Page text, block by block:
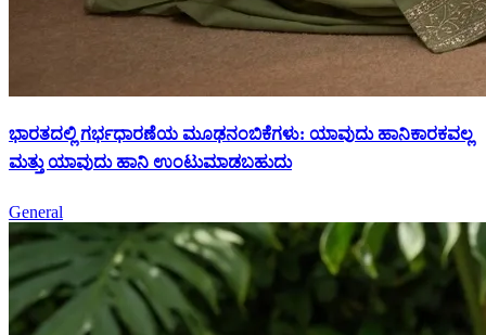
ಭಾರತದಲ್ಲಿ ಗರ್ಭಧಾರಣೆಯ ಮೂಢನಂಬಿಕೆಗಳು: ಯಾವುದು ಹಾನಿಕಾರಕವಲ್ಲ
ಮತ್ತು ಯಾವುದು ಹಾನಿ ಉಂಟುಮಾಡಬಹುದು
General